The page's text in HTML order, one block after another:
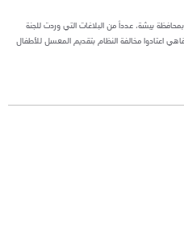
بمحافظة بيشة، عدداً من البلاغات التي وردت للجنة
اعتادوا مخالفة النظام بتقديم المعسل للأطفال